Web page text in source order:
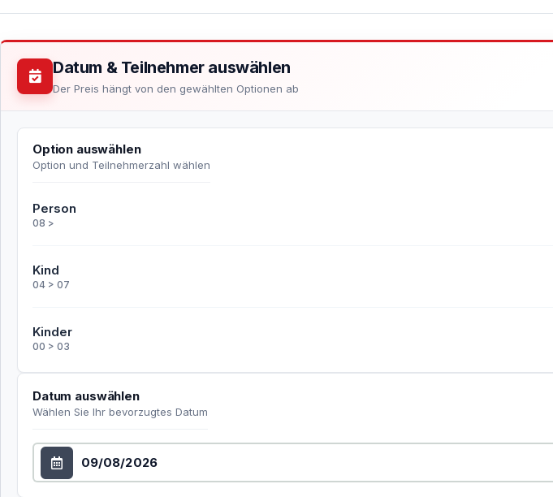
Datum & Teilnehmer auswählen
Der Preis hängt von den gewählten Optionen ab
Option auswählen
Option und Teilnehmerzahl wählen
Person
08 >
Kind
04 > 07
Kinder
00 > 03
Datum auswählen
Wählen Sie Ihr bevorzugtes Datum
Datum auswählen